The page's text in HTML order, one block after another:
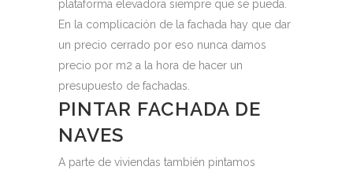
plataforma elevadora siempre que se pueda.
En la complicación de la fachada hay que dar
un precio cerrado por eso nunca damos
precio por m2 a la hora de hacer un
presupuesto de fachadas.
PINTAR FACHADA DE
NAVES
A parte de viviendas también pintamos